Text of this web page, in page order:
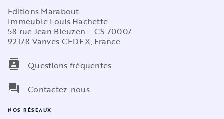
Editions Marabout
Immeuble Louis Hachette
58 rue Jean Bleuzen – CS 70007
92178 Vanves CEDEX, France
contacts
Questions fréquentes
question_answer
Contactez-nous
NOS RÉSEAUX